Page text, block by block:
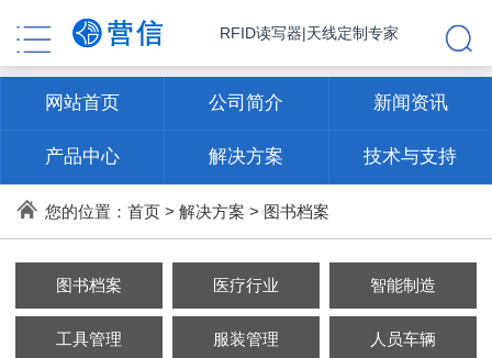
RFID读写器|天线定制专家
网站首页 公司简介 新闻资讯
产品中心 解决方案 技术与支持
联系方式
您的位置： 首页> 解决方案 > 图书档案
图书档案 医疗行业 智能制造
工具管理 服装管理 人员车辆